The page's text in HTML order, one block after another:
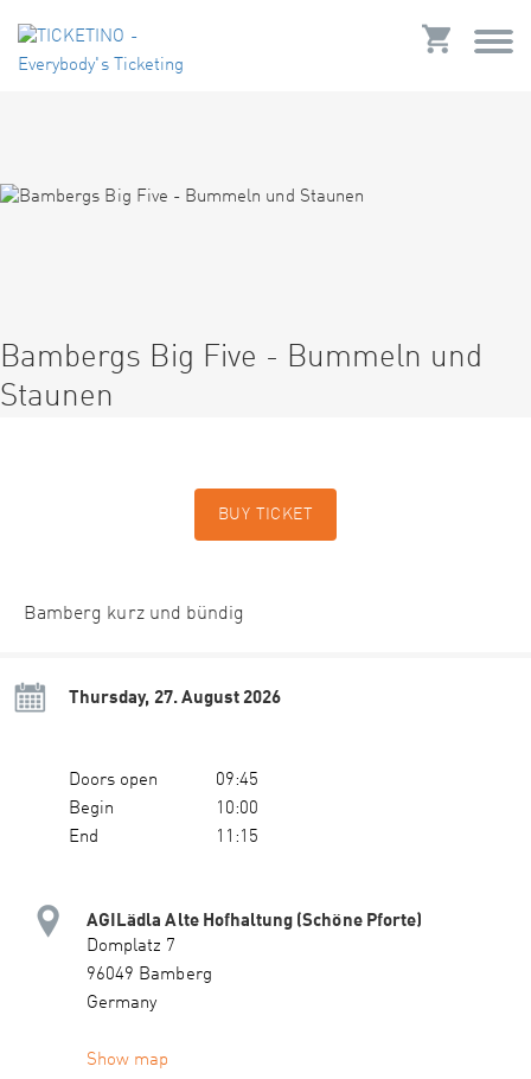
Bambergs Big Five - Bummeln und
Staunen
BUY TICKET
Bamberg kurz und bündig
Thursday, 27. August 2026
Doors open
09:45
Begin
10:00
End
11:15
AGILädla Alte Hofhaltung (Schöne Pforte)
Domplatz 7
96049 Bamberg
Germany
Show map